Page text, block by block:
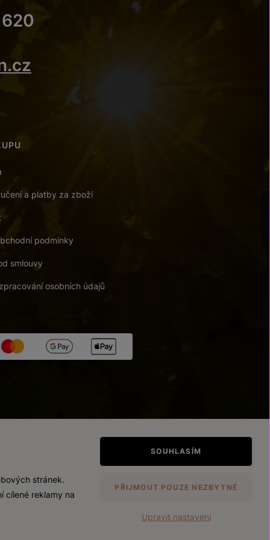
a platby za zboží
podmínky
smlouvy
osobních údajů
stránek.
cílené reklamy na
SOUHLASÍM
PŘIJMOUT POUZE NEZBYTNÉ
Upravit nastavení